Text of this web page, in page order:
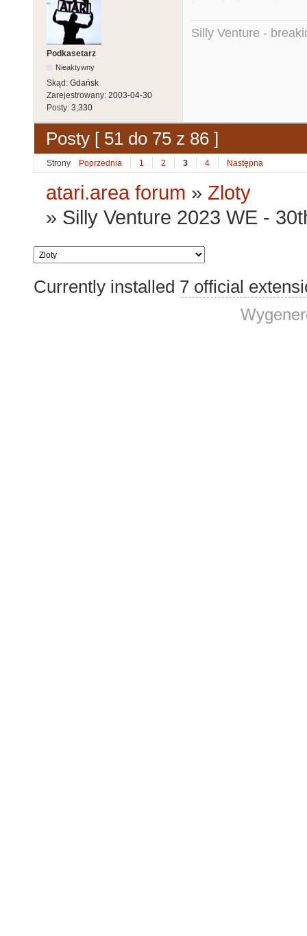
Podkasetarz
Nieaktywny
Skąd: Gdańsk
Zarejestrowany: 2003-04-30
Posty: 3,330
Silly Venture -
Posty [ 51 do 75 z 86 ]
Strony Poprzednia 1 2 3 4 Następna
atari.area forum » Zloty
» Silly Venture 2023 WE -
Currently installed 7 official